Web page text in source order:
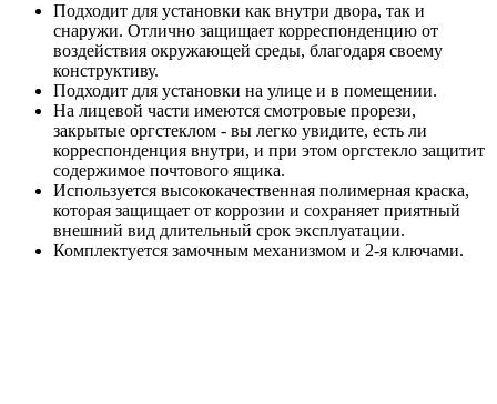
Подходит для установки как внутри двора, так и
снаружи. Отлично защищает корреспонденцию от
воздействия окружающей среды, благодаря своему
конструктиву.
Подходит для установки на улице и в помещении.
На лицевой части имеются смотровые прорези,
закрытые оргстеклом - вы легко увидите, есть ли
корреспонденция внутри, и при этом оргстекло защитит
содержимое почтового ящика.
Используется высококачественная полимерная краска,
которая защищает от коррозии и сохраняет приятный
внешний вид длительный срок эксплуатации.
Комплектуется замочным механизмом и 2-я ключами.